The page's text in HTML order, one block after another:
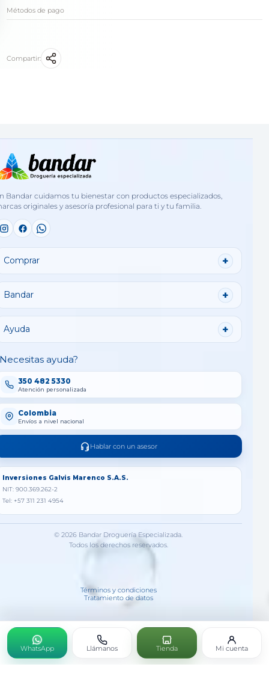
Métodos de pago
Compartir:
Bandar cuidamos tu bienestar con productos especializados,
originales y asesoría profesional para ti y tu familia.
Comprar
Bandar
Ayuda
ayuda?
350 482 5330
Atención personalizada
Colombia
Envíos a nivel nacional
Hablar con un asesor
Inversiones Galvis Marenco S.A.S.
NIT: 900.369.262-2
Tel: +57 311 231 4954
© 2026 Bandar Droguería Especializada.
Todos los derechos reservados.
Términos y condiciones
Tratamiento de datos
WhatsApp Llámanos Tienda Mi cuenta